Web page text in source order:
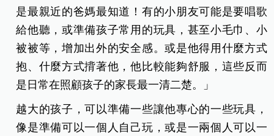
是最親近的爸媽最知道！有的小朋友可能是要唱歌
給他聽，或準備孩子常用的玩具，甚至小毛巾、小
被被等，增加出外的安全感。或是他得用什麼方式
抱、什麼方式揹著他，他比較能夠舒服，這些反而
是日常在照顧孩子的家長最一清二楚。」
越大的孩子，可以準備一些讓他專心的一些玩具，
像是準備可以一個人自己玩，或是一兩個人可以一